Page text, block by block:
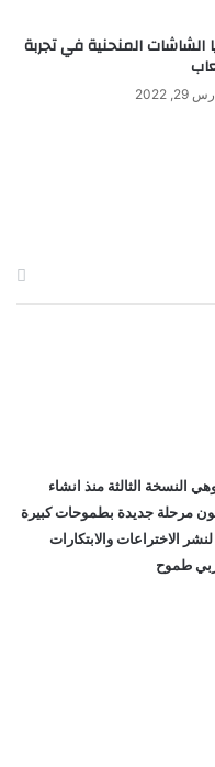
الشاشات المنحنية في تجربة
2022
النسخة الثالثة منذ انشاء
موهوبون مرحلة جديدة بطموحات كبيرة
الاختراعات والابتكارات
طموح